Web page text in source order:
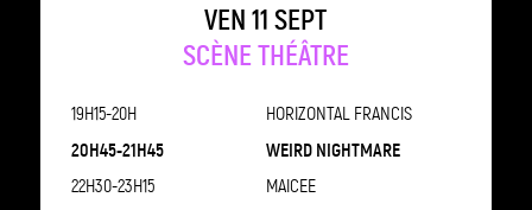
VEN 11 SEPT
SCÈNE THÉÂTRE
19H15-20H HORIZONTAL FRANCIS
20H45-21H45 WEIRD NIGHTMARE
22H30-23H15
MAICEE